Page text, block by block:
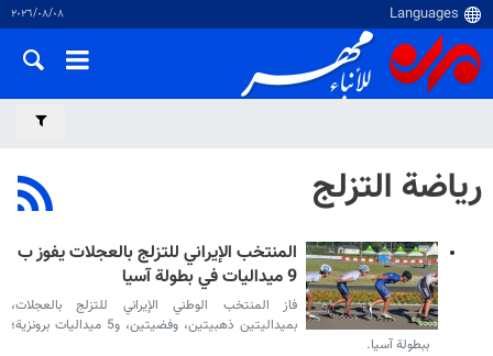
٠٨‏/٠٨‏/٢٠٢٦
رياضة التزلج
المنتخب الإيراني للتزلج بالعجلات يفوز ب
9 ميداليات في بطولة آسيا
فاز المنتخب الوطني الإيراني للتزلج بالعجلات،
بميداليتين ذهبيتين، وفضيتین، و5 ميداليات برونزية؛
ببطولة آسيا.